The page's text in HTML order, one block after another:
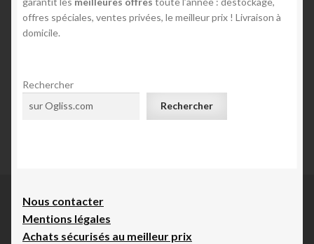
offres spéciales, ventes privées, le meilleur prix ! Livraison à
domicile.
Rechercher
Rechercher
Nous contacter
Mentions légales
Achats sécurisés au meilleur prix